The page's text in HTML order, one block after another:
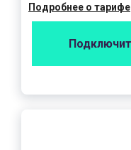
Подробнее о тарифе